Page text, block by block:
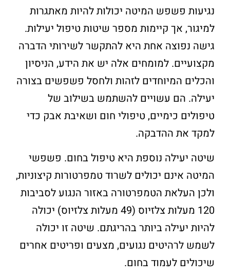
נגיעות פשפש המיטה יכולות להיות מאתגרות
למיגור, אך קיימות מספר שיטות טיפול יעילות.
גישה נפוצה אחת היא להתקשר לשירותי הדברה
מקצועיים. למומחים אלה יש את הידע, הניסיון
והכלים המיוחדים לזהות ולחסל פשפשים בצורה
יעילה. הם עשויים להשתמש בשילוב של
טיפולים כימיים, טיפולי חום ושאיבת אבק כדי
למקד את ההדבקה.
שיטה יעילה נוספת היא טיפול בחום. פשפשי
המיטה אינם יכולים לשרוד טמפרטורות קיצוניות,
ולכן העלאת הטמפרטורה באזור הנגוע לסביבות
120 מעלות צלזיוס (49 מעלות צלזיוס) יכולה
להיות יעילה ביותר בהריגתם. שיטה זו יכולה
לשמש לרהיטים נגועים, מצעים ופריטים אחרים
שיכולים לעמוד בחום.